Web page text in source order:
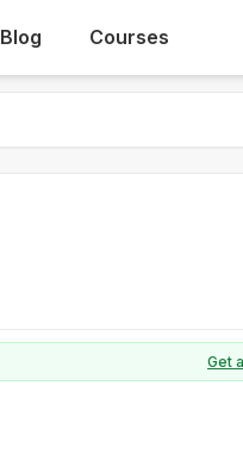
Blog Courses
Get